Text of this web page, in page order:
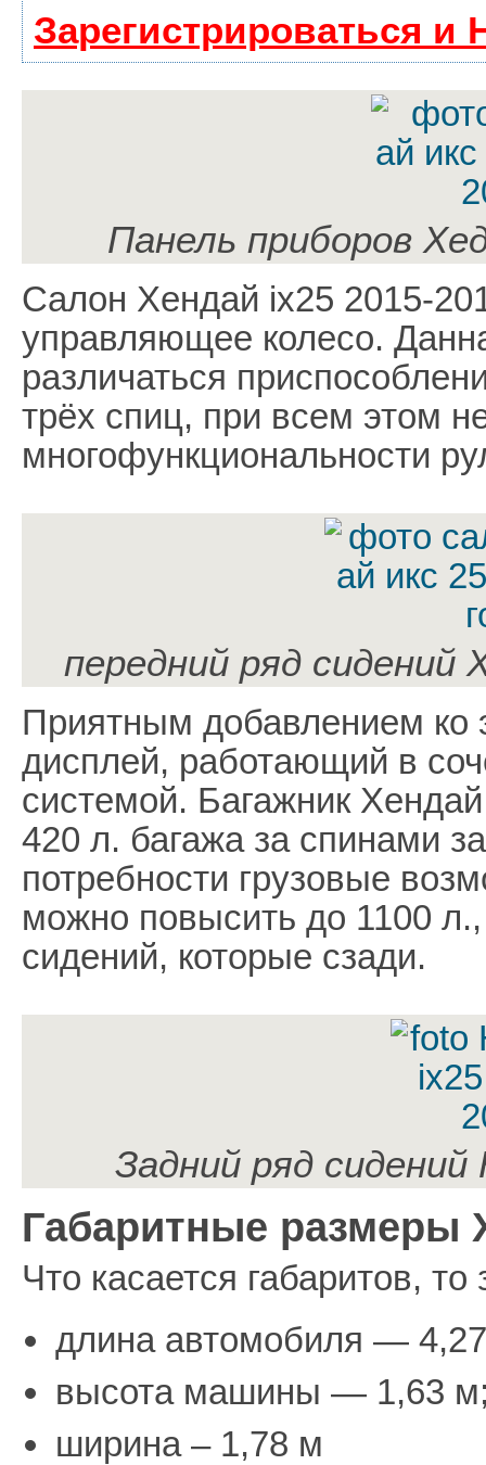
Зарегистрироваться и
Панель приборов
Салон Хендай ix25 2015-
управляющее колесо.
различаться
трёх спиц, при всем этом
многофункциональности
передний ряд сидений
Приятным добавлением ко
дисплей, работающий в
системой. Багажник
420 л. багажа за спинами
потребности грузовые
можно повысить до 1100
сидений, которые сзади.
Задний ряд сидений
Габаритные размеры
Что касается габаритов,
длина автомобиля —
высота машины — 1,63
ширина – 1,78 м